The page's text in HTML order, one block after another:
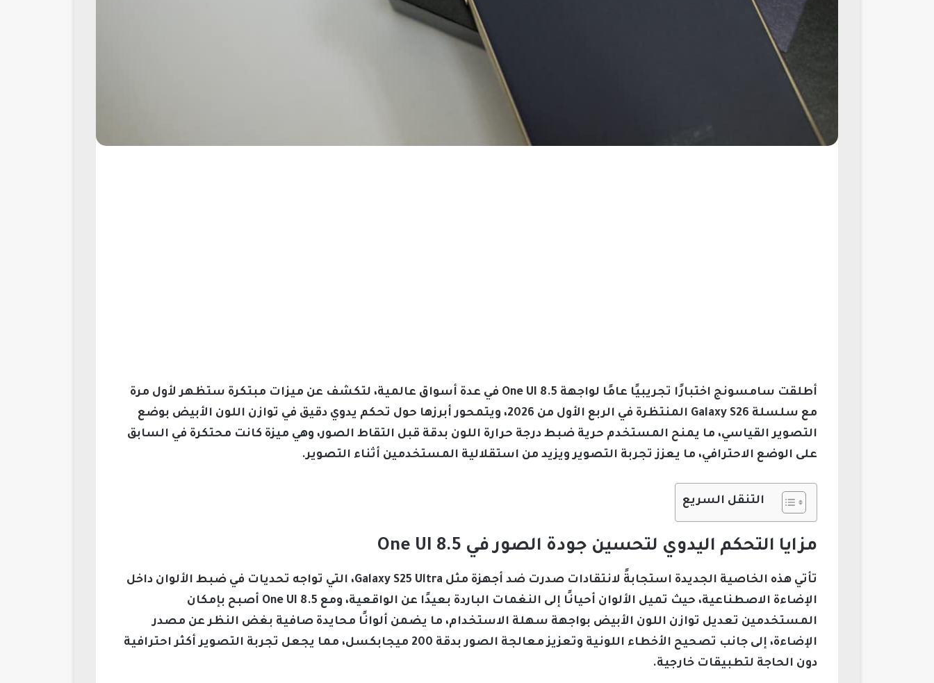
أطلقت سامسونج اختبارًا تجريبيًا عامًا لواجهة One UI 8.5 في عدة أسواق عالمية، لتكشف عن ميزات مبتكرة ستظهر لأول مرة
مع سلسلة Galaxy S26 المنتظرة في الربع الأول من 2026، ويتمحور أبرزها حول تحكم يدوي دقيق في توازن اللون الأبيض بوضع
التصوير القياسي، ما يمنح المستخدم حرية ضبط درجة حرارة اللون بدقة قبل التقاط الصور، وهي ميزة كانت محتكرة في السابق
على الوضع الاحترافي، ما يعزز تجربة التصوير ويزيد من استقلالية المستخدمين أثناء التصوير.
التنقل السريع
مزايا التحكم اليدوي لتحسين جودة الصور في One UI 8.5
تأتي هذه الخاصية الجديدة استجابةً لانتقادات صدرت ضد أجهزة مثل Galaxy S25 Ultra، التي تواجه تحديات في ضبط الألوان داخل
الإضاءة الاصطناعية، حيث تميل الألوان أحيانًا إلى النغمات الباردة بعيدًا عن الواقعية، ومع One UI 8.5 أصبح بإمكان
المستخدمين تعديل توازن اللون الأبيض بواجهة سهلة الاستخدام، ما يضمن ألوانًا محايدة صافية بغض النظر عن مصدر
الإضاءة، إلى جانب تصحيح الأخطاء اللونية وتعزيز معالجة الصور بدقة 200 ميجابكسل، مما يجعل تجربة التصوير أكثر احترافية
دون الحاجة لتطبيقات خارجية.